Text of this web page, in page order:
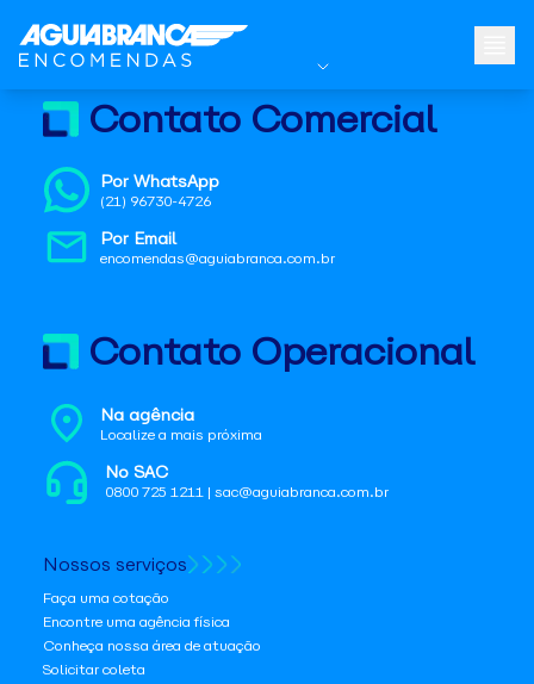
Contato Comercial
Por WhatsApp
(21) 96730-4726
Por Email
encomendas@aguiabranca.com.br
Contato Operacional
Na agência
Localize a mais próxima
No SAC
0800 725 1211 | sac@aguiabranca.com.br
Nossos serviços
Faça uma cotação
Encontre uma agência física
Conheça nossa área de atuação
Solicitar coleta